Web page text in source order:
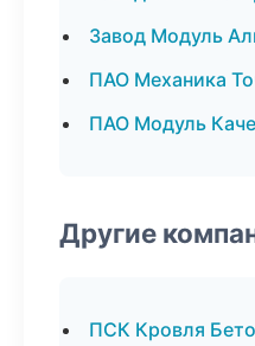
Завод Модуль
ПАО Механика
ПАО Модуль
Другие
ПСК Кровля